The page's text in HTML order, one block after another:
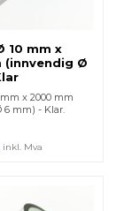
10 mm x
(innvendig Ø
x 2000 mm
mm) - Klar.
inkl. Mva